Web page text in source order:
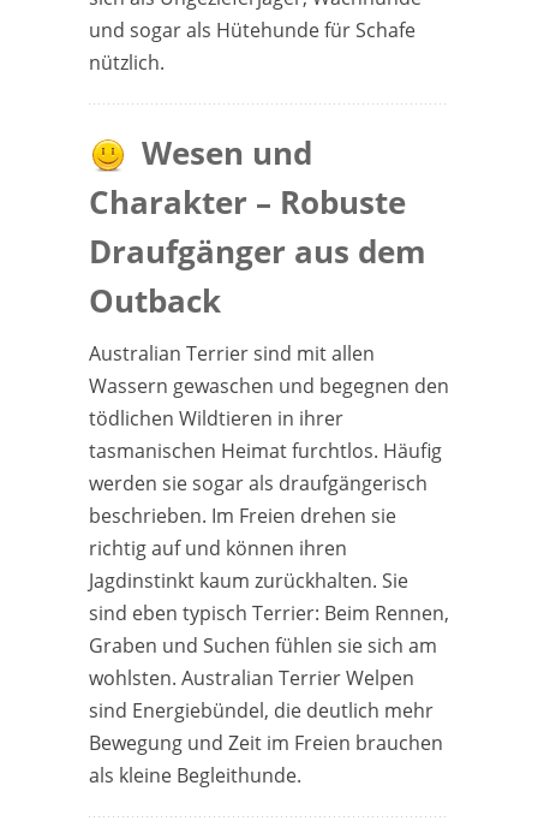
und sogar als Hütehunde für Schafe
nützlich.
Wesen und
Charakter – Robuste
Draufgänger aus dem
Outback
Australian Terrier sind mit allen
Wassern gewaschen und begegnen den
tödlichen Wildtieren in ihrer
tasmanischen Heimat furchtlos. Häufig
werden sie sogar als draufgängerisch
beschrieben. Im Freien drehen sie
richtig auf und können ihren
Jagdinstinkt kaum zurückhalten. Sie
sind eben typisch Terrier: Beim Rennen,
Graben und Suchen fühlen sie sich am
wohlsten. Australian Terrier Welpen
sind Energiebündel, die deutlich mehr
Bewegung und Zeit im Freien brauchen
als kleine Begleithunde.